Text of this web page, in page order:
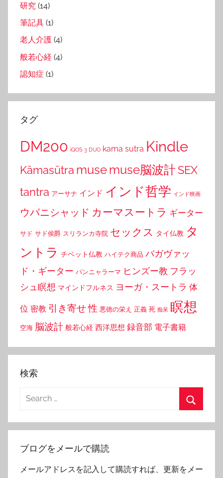
研究 (14)
筆記具 (1)
老人介護 (4)
般若心経 (4)
認知症 (1)
タグ
DM200 iQOS 3 DUO kama sutra Kindle
Kāmasūtra musemuse脳波計SEX
tantra アーサナ インド インド哲学 インド映画
ウパニシャッド カーマスートラ ギーター
サド サド侯爵 スリランカ寺院 セックス タイ仏教 タ
ントラ チベット仏教 ハイテク商品 バガヴァッ
ド・ギーター パンニャラーマ ヒンズー教 フラッ
シュ瞑想 マインドフルネス ヨーガ・スートラ 体
位 密教 引き寄せ性 悪徳の栄え 正義 死 痴呆 瞑想
空海 脳波計 般若心経 西洋思想 録音部 電子書籍
検索
Search
ブログをメールで購読
メールアドレスを記入して購読すれば、更新をメー